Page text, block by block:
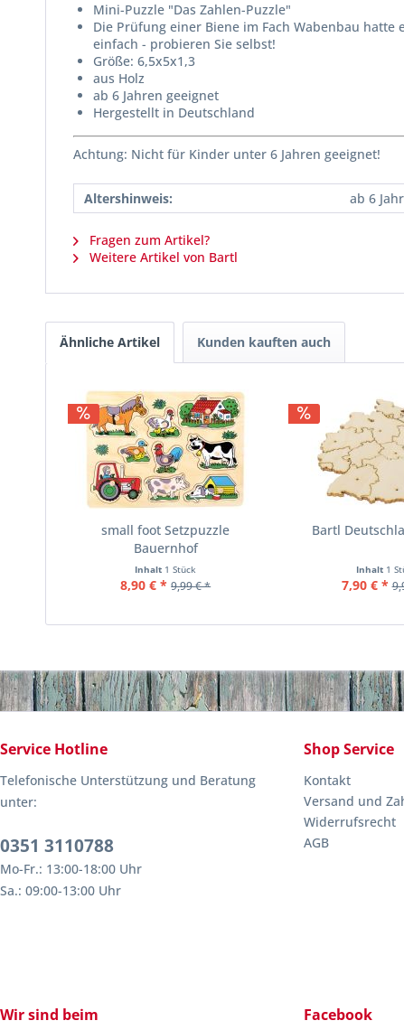
Mini-Puzzle "Das Zahlen-Puzzle"
Die Prüfung einer Biene im Fach Wabenbau
einfach - probieren Sie selbst!
Größe: 6,5x5x1,3
aus Holz
ab 6 Jahren geeignet
Hergestellt in Deutschland
Achtung: Nicht für Kinder unter 6 Jahren geeignet!
Altershinweis: ab 6
Fragen zum Artikel?
Weitere Artikel von Bartl
Ähnliche Artikel Kunden kauften auch
small foot Setzpuzzle
Bauernhof
Inhalt 1 Stück
8,90 € * 9,99 € *
Bartl
Inhalt 1
7,90 € *
Service Hotline
Telefonische Unterstützung und Beratung
unter:
0351 3110788
Mo-Fr.: 13:00-18:00 Uhr
Sa.: 09:00-13:00 Uhr
Shop Service
Kontakt
Versand und
Widerrufsrecht
AGB
Wir sind beim Facebook